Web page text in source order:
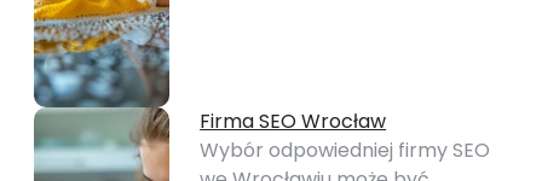
Firma SEO Wrocław
Wybór odpowiedniej firmy SEO